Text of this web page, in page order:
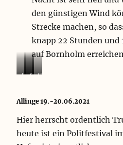
den günstigen Wind
Strecke machen, so
knapp 22 Stunden und
auf Bornholm
h
l
N
a
c
S
n
n
a
u
S
u
r
f
r
U
u
d
u
Allinge 19.-20.06.2021
Hier herrscht ordentlich
heute ist ein Politfestival